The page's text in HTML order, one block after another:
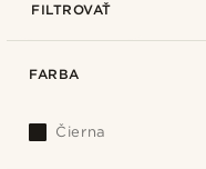
FILTROVAŤ
FARBA
Čierna